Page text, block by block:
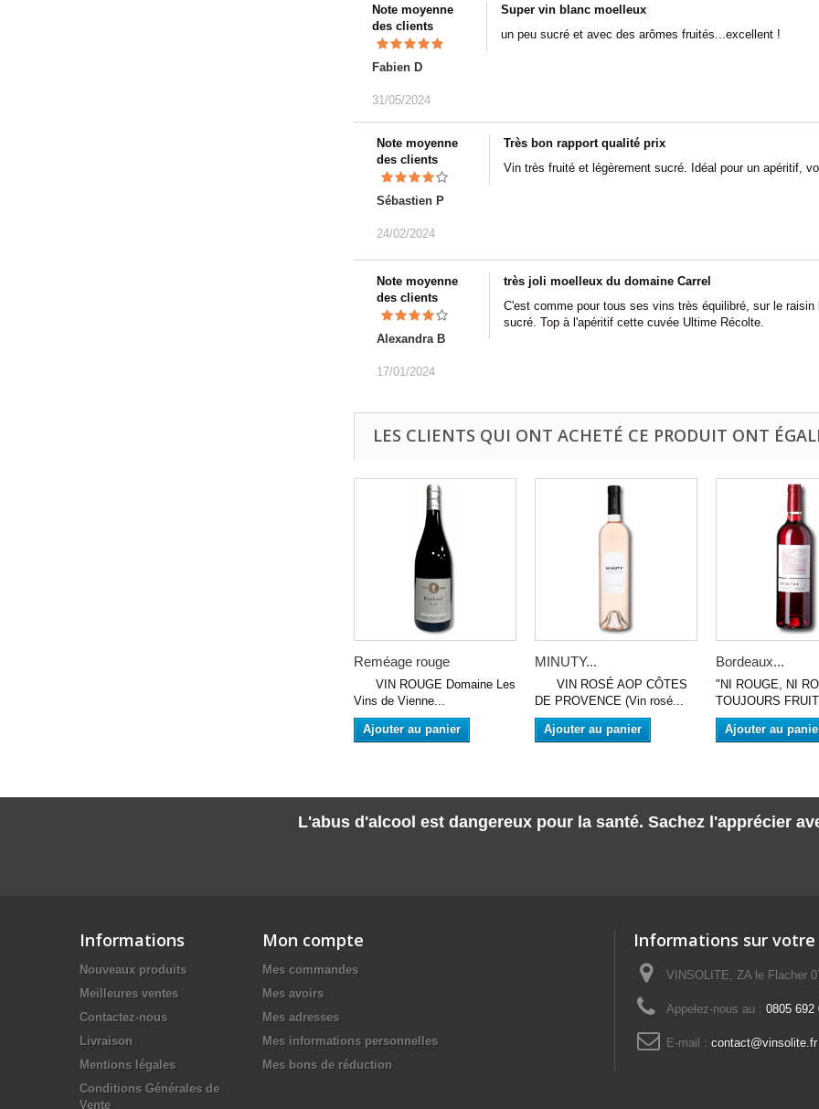
Note moyenne
des clients
Fabien D
31/05/2024
Super vin blanc moelleux
un peu sucré et avec des arômes fruités...excellent !
Note moyenne
des clients
Sébastien P
24/02/2024
Très bon rapport qualité prix
Vin très fruité et légèrement sucré. Idéal pour un apéritif,
Note moyenne
des clients
Alexandra B
17/01/2024
très joli moelleux du domaine Carrel
C'est comme pour tous ses vins très équilibré, sur le
sucré. Top à l'apéritif cette cuvée Ultime Récolte.
LES CLIENTS QUI ONT ACHETÉ CE PRODUIT ONT
Reméage rouge
VIN ROUGE Domaine Les
Vins de Vienne...
Ajouter au panier
MINUTY...
VIN ROSÉ AOP CÔTES
DE PROVENCE (Vin rosé...
Ajouter au panier
Bordeaux...
"NI ROUGE, NI
TOUJOURS
Ajouter au
L'abus d'alcool est dangereux pour la santé. Sachez l'apprécier
Informations
Nouveaux produits
Meilleures ventes
Contactez-nous
Livraison
Mentions légales
Conditions Générales de
Vente
Mon compte
Mes commandes
Mes avoirs
Mes adresses
Mes informations personnelles
Mes bons de réduction
Informations sur
VINSOLITE, ZA le Flacher
Appelez-nous au : 0805 692
E-mail : contact@vinsolite.fr